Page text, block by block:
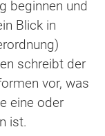
beginnen und
Blick in
schreibt der
vor, was
eine oder
ist.